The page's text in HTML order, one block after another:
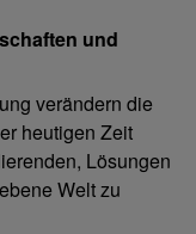
und
verändern die
heutigen Zeit
Lösungen
Welt zu